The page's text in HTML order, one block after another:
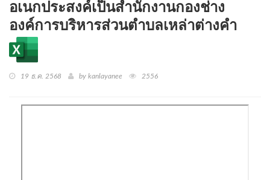
อเนกประสงค์เป็นสำนักงานกองช่าง
องค์การบริหารส่วนตำบลเหล่าต่างคำ
19 ธ.ค. 2568 by kanlayanee 2556